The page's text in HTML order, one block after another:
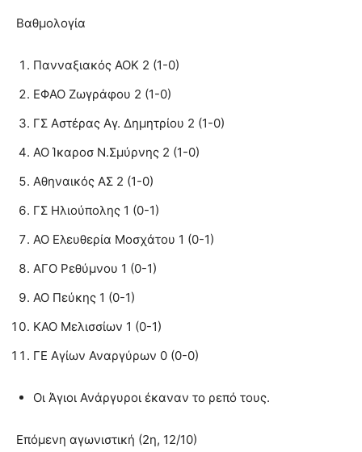
Βαθμολογία
Πανναξιακός ΑΟΚ 2 (1-0)
ΕΦΑΟ Ζωγράφου 2 (1-0)
ΓΣ Αστέρας Αγ. Δημητρίου 2 (1-0)
ΑΟ Ίκαροσ Ν.Σμύρνης 2 (1-0)
Αθηναικός ΑΣ 2 (1-0)
ΓΣ Ηλιούπολης 1 (0-1)
ΑΟ Ελευθερία Μοσχάτου 1 (0-1)
ΑΓΟ Ρεθύμνου 1 (0-1)
ΑΟ Πεύκης 1 (0-1)
ΚΑΟ Μελισσίων 1 (0-1)
ΓΕ Αγίων Αναργύρων 0 (0-0)
Οι Άγιοι Ανάργυροι έκαναν το ρεπό τους.
Επόμενη αγωνιστική (2η, 12/10)